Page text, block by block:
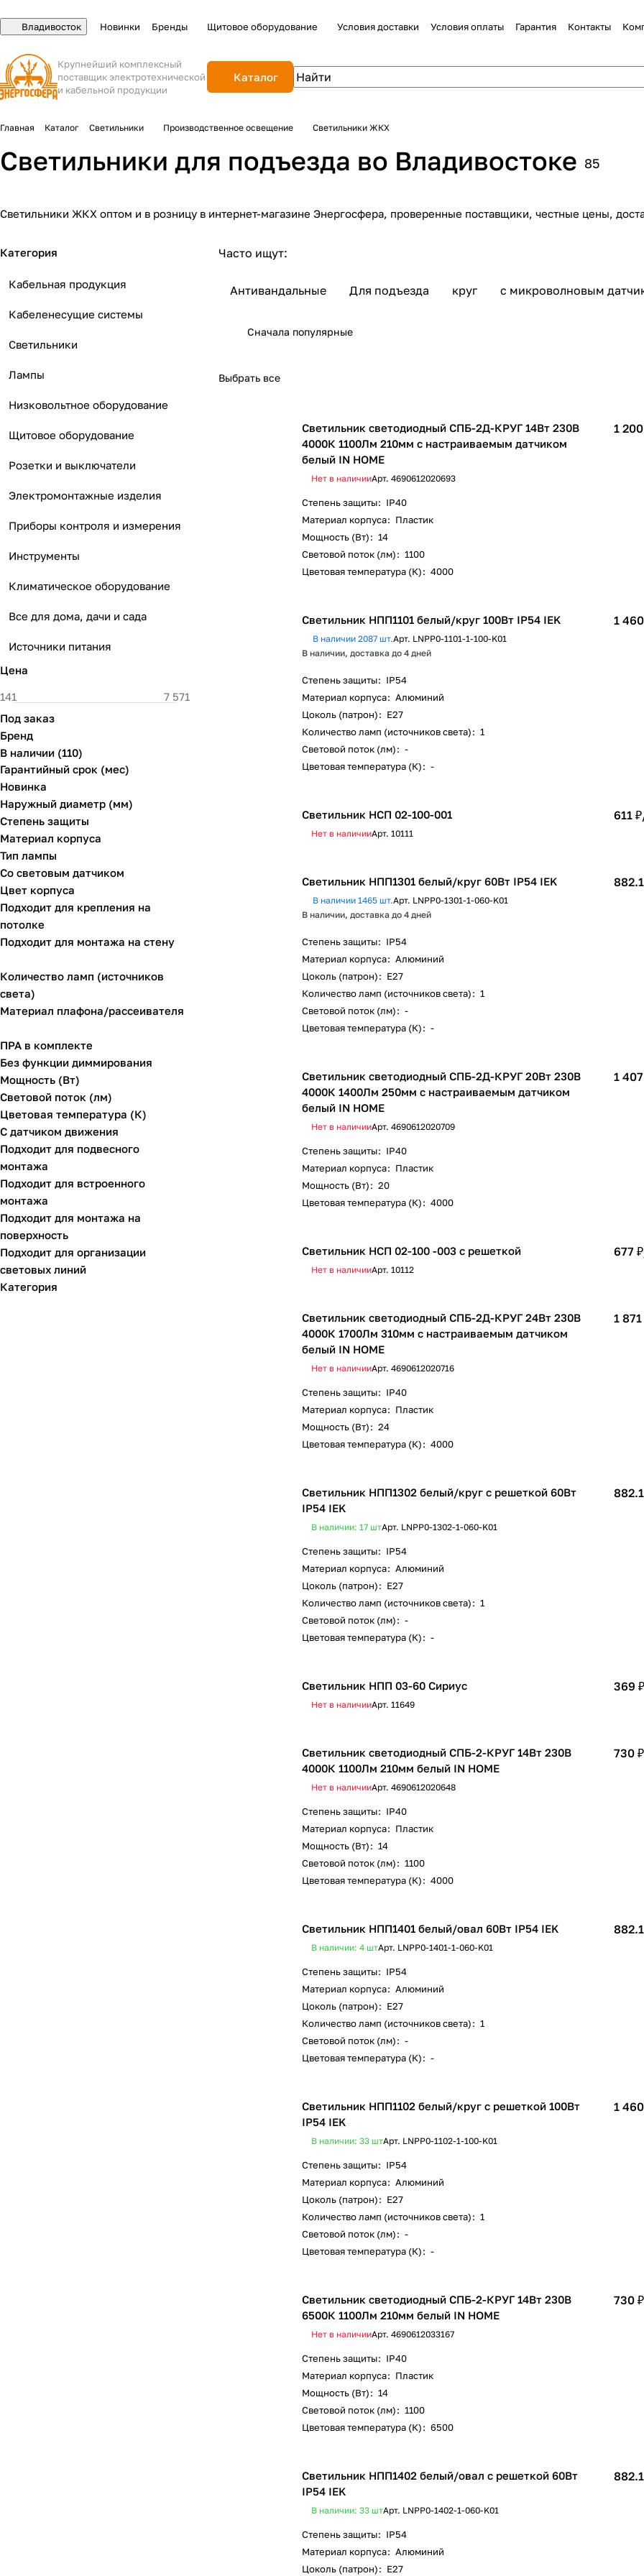
Владивосток Новинки Бренды Щитовое оборудование Условия доставки Условия оплаты Гарантия Контакты
Крупнейший комплексный
поставщик электротехнической
и кабельной продукции
Каталог
Главная Каталог Светильники Производственное освещение Светильники ЖКХ
Светильники для подъезда во Владивостоке 85
Светильники ЖКХ оптом и в розницу в интернет-магазине Энергосфера, проверенные поставщики, честные цены,
Часто ищут:
Антивандальные Для подъезда круг с микроволновым
Сначала популярные
Выбрать все
Светильник светодиодный СПБ-2Д-КРУГ 14Вт 230В
4000К 1100Лм 210мм с настраиваемым датчиком
белый IN HOME
Нет в наличииАрт. 4690612020693
1
Степень защиты: IP40
Материал корпуса: Пластик
Мощность (Вт): 14
Световой поток (лм): 1100
Цветовая температура (К): 4000
Светильник НПП1101 белый/круг 100Вт IP54 IEK
В наличии 2087 шт.Арт. LNPP0-1101-1-100-K01
В наличии, доставка до 4 дней
1
Степень защиты: IP54
Материал корпуса: Алюминий
Цоколь (патрон): E27
Количество ламп (источников света): 1
Световой поток (лм): -
Цветовая температура (К): -
Светильник НСП 02-100-001
Нет в наличииАрт. 10111
611
Светильник НПП1301 белый/круг 60Вт IP54 IEK
В наличии 1465 шт.Арт. LNPP0-1301-1-060-K01
В наличии, доставка до 4 дней
Степень защиты: IP54
Материал корпуса: Алюминий
Цоколь (патрон): E27
Количество ламп (источников света): 1
Световой поток (лм): -
Цветовая температура (К): -
Светильник светодиодный СПБ-2Д-КРУГ 20Вт 230В
4000К 1400Лм 250мм с настраиваемым датчиком
белый IN HOME
Нет в наличииАрт. 4690612020709
1
Степень защиты: IP40
Материал корпуса: Пластик
Мощность (Вт): 20
Цветовая температура (К): 4000
Светильник НСП 02-100 -003 с решеткой
Нет в наличииАрт. 10112
677
Светильник светодиодный СПБ-2Д-КРУГ 24Вт 230В
4000К 1700Лм 310мм с настраиваемым датчиком
белый IN HOME
Нет в наличииАрт. 4690612020716
1
Степень защиты: IP40
Материал корпуса: Пластик
Мощность (Вт): 24
Цветовая температура (К): 4000
Светильник НПП1302 белый/круг с решеткой 60Вт
IP54 IEK
В наличии: 17 штАрт. LNPP0-1302-1-060-K01
Степень защиты: IP54
Материал корпуса: Алюминий
Цоколь (патрон): E27
Количество ламп (источников света): 1
Световой поток (лм): -
Цветовая температура (К): -
Светильник НПП 03-60 Сириус
Нет в наличииАрт. 11649
369
Светильник светодиодный СПБ-2-КРУГ 14Вт 230В
4000К 1100Лм 210мм белый IN HOME
Нет в наличииАрт. 4690612020648
730
Степень защиты: IP40
Материал корпуса: Пластик
Мощность (Вт): 14
Световой поток (лм): 1100
Цветовая температура (К): 4000
Светильник НПП1401 белый/овал 60Вт IP54 IEK
В наличии: 4 штАрт. LNPP0-1401-1-060-K01
Степень защиты: IP54
Материал корпуса: Алюминий
Цоколь (патрон): E27
Количество ламп (источников света): 1
Световой поток (лм): -
Цветовая температура (К): -
Светильник НПП1102 белый/круг с решеткой 100Вт
IP54 IEK
В наличии: 33 штАрт. LNPP0-1102-1-100-K01
1
Степень защиты: IP54
Материал корпуса: Алюминий
Цоколь (патрон): E27
Количество ламп (источников света): 1
Световой поток (лм): -
Цветовая температура (К): -
Светильник светодиодный СПБ-2-КРУГ 14Вт 230В
6500К 1100Лм 210мм белый IN HOME
Нет в наличииАрт. 4690612033167
730
Степень защиты: IP40
Материал корпуса: Пластик
Мощность (Вт): 14
Световой поток (лм): 1100
Цветовая температура (К): 6500
Светильник НПП1402 белый/овал с решеткой 60Вт
IP54 IEK
В наличии: 33 штАрт. LNPP0-1402-1-060-K01
Степень защиты: IP54
Материал корпуса: Алюминий
Цоколь (патрон): E27
Категория
Кабельная продукция
Кабеленесущие системы
Светильники
Лампы
Низковольтное оборудование
Щитовое оборудование
Розетки и выключатели
Электромонтажные изделия
Приборы контроля и измерения
Инструменты
Климатическое оборудование
Все для дома, дачи и сада
Источники питания
Цена
Под заказ
Бренд
В наличии (110)
Гарантийный срок (мес)
Новинка
Наружный диаметр (мм)
Степень защиты
Материал корпуса
Тип лампы
Со световым датчиком
Цвет корпуса
Подходит для крепления на
потолке
Подходит для монтажа на стену
Количество ламп (источников
света)
Материал плафона/рассеивателя
ПРА в комплекте
Без функции диммирования
Мощность (Вт)
Световой поток (лм)
Цветовая температура (К)
С датчиком движения
Подходит для подвесного
монтажа
Подходит для встроенного
монтажа
Подходит для монтажа на
поверхность
Подходит для организации
световых линий
Категория